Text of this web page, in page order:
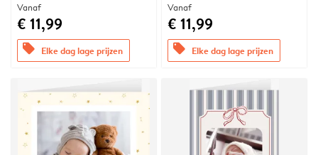
Vanaf
€ 11,99
offers Elke dag lage prijzen
Vanaf
€ 11,99
offers Elke dag lage prijzen